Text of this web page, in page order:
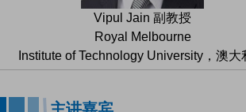
Vipul Jain 副教授
Royal Melbourne
Institute of Technology University，澳大